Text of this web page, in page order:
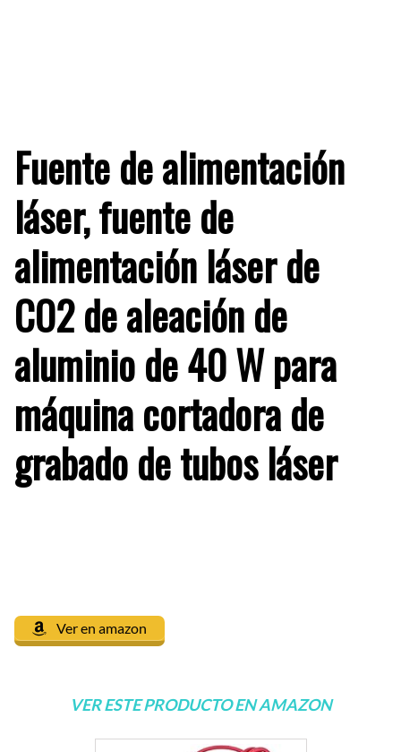
Fuente de alimentación
láser, fuente de
alimentación láser de
CO2 de aleación de
aluminio de 40 W para
máquina cortadora de
grabado de tubos láser
Ver en amazon
VER ESTE PRODUCTO EN AMAZON